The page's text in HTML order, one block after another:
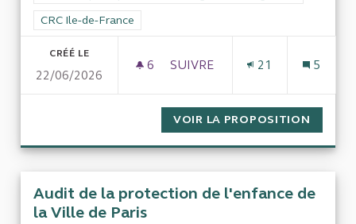
Filtrer les résultats pour le secteur : CRC Ile-de-France
CRC Ile-de-France
CRÉÉ LE
22/06/2026
6 6 ABONNÉS
SUIVRE
21 5
VOIR LA PROPOSITION
Audit de la protection de l'enfance de
la Ville de Paris